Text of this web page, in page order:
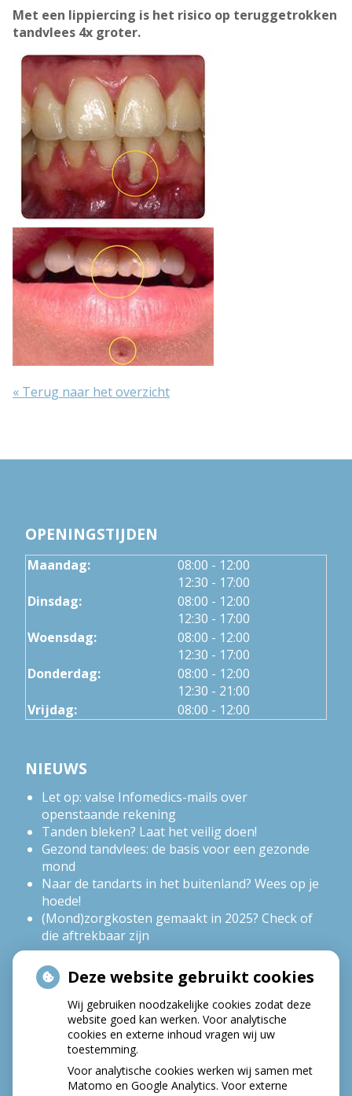
Met een lippiercing is het risico op teruggetrokken
tandvlees 4x groter.
« Terug naar het overzicht
OPENINGSTIJDEN
Maandag: 08:00 tot
- 12:00
12:30 tot
- 17:00
Dinsdag:
08:00 tot
- 12:00
12:30 tot
- 17:00
Woensdag:
08:00 tot
- 12:00
12:30 tot
- 17:00
Donderdag:
08:00 tot
- 12:00
12:30 tot
- 21:00
Vrijdag:
08:00 - 12:00
NIEUWS
Let op: valse Infomedics-mails over
openstaande rekening
Tanden bleken? Laat het veilig doen!
Gezond tandvlees: de basis voor een gezonde
mond
Naar de tandarts in het buitenland? Wees op je
hoede!
(Mond)zorgkosten gemaakt in 2025? Check of
die aftrekbaar zijn
HOE GEZOND IS JE MOND?
Deze website gebruikt cookies
Wij gebruiken noodzakelijke cookies zodat deze
website goed kan werken. Voor analytische
cookies en externe inhoud vragen wij uw
toestemming.
Voor analytische cookies werken wij samen met
Matomo en Google Analytics. Voor externe